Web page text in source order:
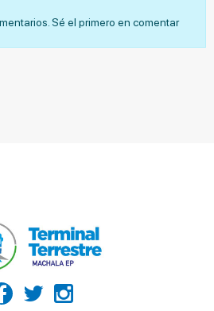
Sé el primero en comentar